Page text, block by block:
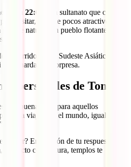
(min 22:00)
, un sultanato que cuenta
visitar, aunque pocos atractivos,
parque natural, un pueblo flotante o
recorrido por el Sudeste Asiático es
guarda una sorpresa.
personales de Toni
una buena zona para aquellos
a viajar por el mundo, igual que
hacer? En función de tu respuesta, si
contacto con cultura, templos te